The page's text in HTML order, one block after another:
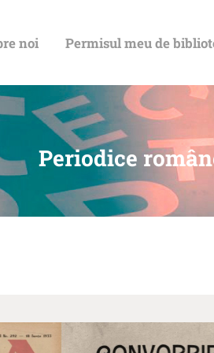
noi Permisul meu de
Periodice
DE BIBLIOTECĂ
CATALOAGE ȘI
COLECȚII
EVENIMENTE